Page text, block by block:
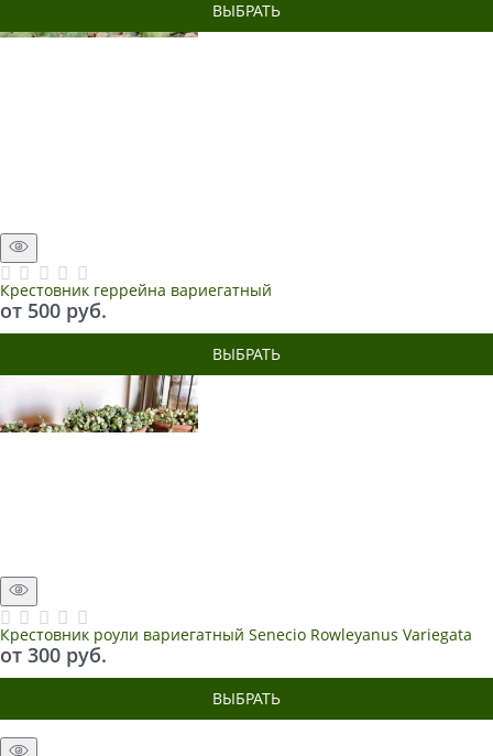
ВЫБРАТЬ
Крестовник геррейна вариегатный
от 500 руб.
ВЫБРАТЬ
Крестовник роули вариегатный Senecio Rowleyanus Variegata
от 300 руб.
ВЫБРАТЬ